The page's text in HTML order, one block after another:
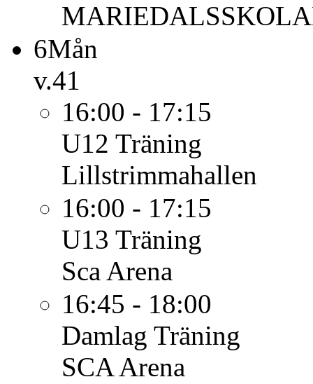
6Mån
v.41
16:00 - 17:15
U12 Träning
Lillstrimmahallen
16:00 - 17:15
U13 Träning
Sca Arena
16:45 - 18:00
Damlag Träning
SCA Arena